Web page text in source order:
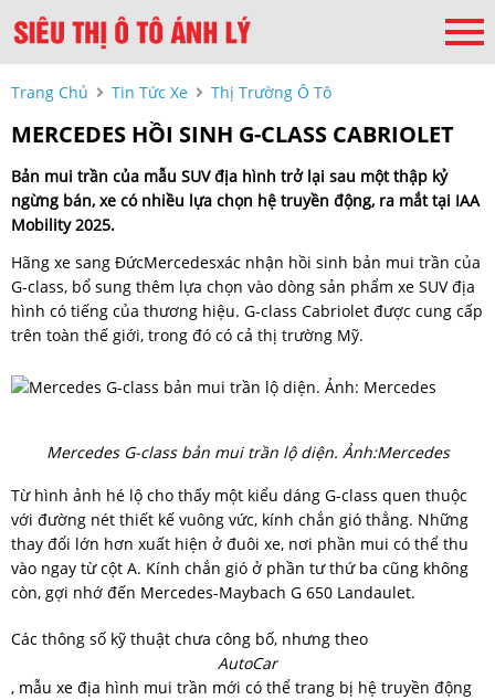
Trang Chủ Tin Tức Xe Thị Trường Ô Tô
MERCEDES HỒI SINH G-CLASS CABRIOLET
Bản mui trần của mẫu SUV địa hình trở lại sau một thập kỷ
ngừng bán, xe có nhiều lựa chọn hệ truyền động, ra mắt tại IAA
Mobility 2025.
Hãng xe sang ĐứcMercedesxác nhận hồi sinh bản mui trần của
G-class, bổ sung thêm lựa chọn vào dòng sản phẩm xe SUV địa
hình có tiếng của thương hiệu. G-class Cabriolet được cung cấp
trên toàn thế giới, trong đó có cả thị trường Mỹ.
Mercedes G-class bản mui trần lộ diện. Ảnh:Mercedes
Từ hình ảnh hé lộ cho thấy một kiểu dáng G-class quen thuộc
với đường nét thiết kế vuông vức, kính chắn gió thẳng. Những
thay đổi lớn hơn xuất hiện ở đuôi xe, nơi phần mui có thể thu
vào ngay từ cột A. Kính chắn gió ở phần tư thứ ba cũng không
còn, gợi nhớ đến Mercedes-Maybach G 650 Landaulet.
Các thông số kỹ thuật chưa công bố, nhưng theo
AutoCar
, mẫu xe địa hình mui trần mới có thể trang bị hệ truyền động